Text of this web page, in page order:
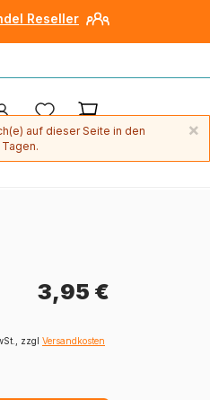
Reseller
3,95 €
zzgl Versandkosten
×
auf dieser Seite in den